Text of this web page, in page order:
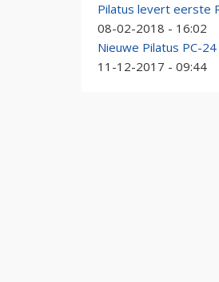
Pilatus levert eerste
08-02-2018 - 16:02
Nieuwe Pilatus PC-
11-12-2017 - 09:44